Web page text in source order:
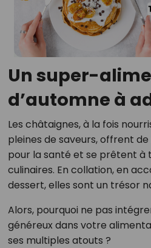
Un super-
d’automne à
Les châtaignes, à la fois
pleines de saveurs, offrent
pour la santé et se prêtent à
culinaires. En collation, en
dessert, elles sont un trésor
Alors, pourquoi ne pas
généreux dans votre
ses multiples atouts ?